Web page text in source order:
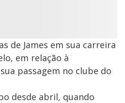
de James em sua carreira
em relação à
passagem no clube do
desde abril, quando